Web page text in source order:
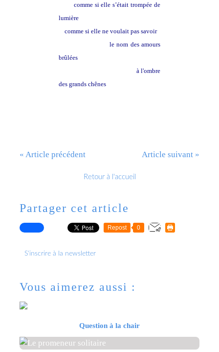
comme si elle s’était trompée de
lumière
comme si elle ne voulait pas savoir
le nom des amours
brûlées
à l'ombre
des grands chênes
« Article précédent Article suivant »
Retour à l'accueil
Partager cet article
Repost 0
S'inscrire à la newsletter
Vous aimerez aussi :
Question à la chair